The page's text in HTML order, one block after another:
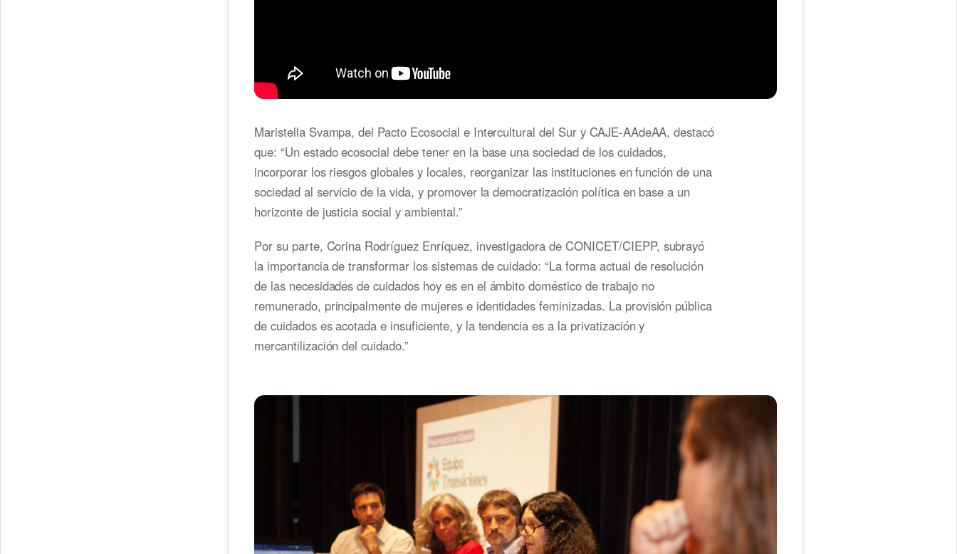
Maristella Svampa, del Pacto Ecosocial e Intercultural del Sur y CAJE-AAdeAA, destacó
que: “Un estado ecosocial debe tener en la base una sociedad de los cuidados,
incorporar los riesgos globales y locales, reorganizar las instituciones en función de una
sociedad al servicio de la vida, y promover la democratización política en base a un
horizonte de justicia social y ambiental.”
Por su parte, Corina Rodríguez Enríquez, investigadora de CONICET/CIEPP, subrayó
la importancia de transformar los sistemas de cuidado: “La forma actual de resolución
de las necesidades de cuidados hoy es en el ámbito doméstico de trabajo no
remunerado, principalmente de mujeres e identidades feminizadas. La provisión pública
de cuidados es acotada e insuficiente, y la tendencia es a la privatización y
mercantilización del cuidado.”